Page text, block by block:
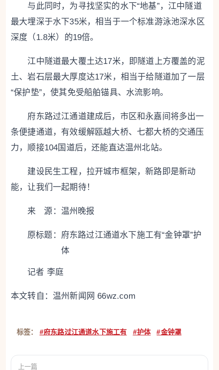
与此同时，为寻找坚实的水下“地基”，江中隧道
最大埋深于水下35米，相当于一个标准游泳池深水区
深度（1.8米）的19倍。
江中隧道最大覆土达17米，即隧道上方覆盖的泥
土、岩石层最大厚度达17米，相当于给隧道加了一层
“保护垫”，使其免受船舶锚具、水流影响。
府东路过江通道建成后，市区和永嘉间将多出一
条便捷通道，有效缓解瓯越大桥、七都大桥的交通压
力，顺接104国道后，还能直达温州北站。
建设民生工程，拉开城市框架，新路即是新动
能，让我们一起期待！
来 源：温州晚报
原标题： 府东路过江通道水下施工有“金钟罩”护
体
记者 李庭
本文转自： 温州新闻网 66wz.com
标签： #府东路过江通道水下施工有 #护体 #金钟罩
上一篇